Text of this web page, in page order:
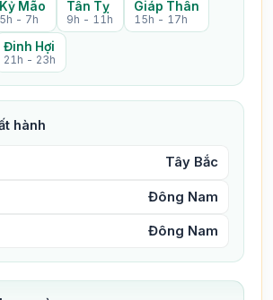
Kỷ Mão
5h - 7h
Tân Tỵ
9h - 11h
Giáp Thân
15h - 17h
Đinh Hợi
21h - 23h
hành
Tây Bắc
Đông Nam
Đông Nam